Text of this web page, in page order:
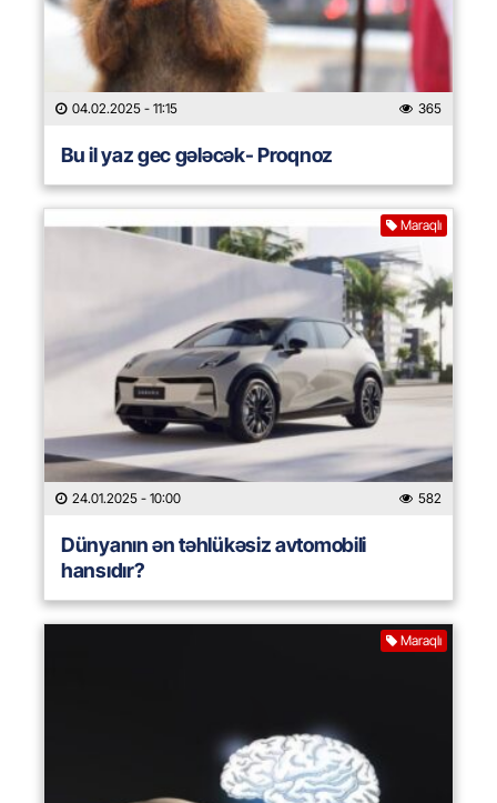
04.02.2025 - 11:15 365
Bu il yaz gec gələcək- Proqnoz
Maraqlı
24.01.2025 - 10:00 582
Dünyanın ən təhlükəsiz avtomobili
hansıdır?
Maraqlı